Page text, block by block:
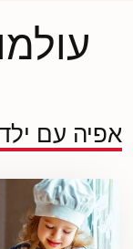
אפיה עם